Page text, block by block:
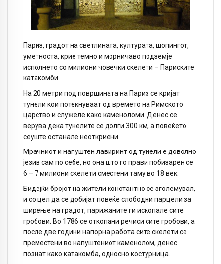
Париз, градот на светлината, културата, шопингот,
уметноста, крие темно и морничаво подземје
исполнето со милиони човечки скелети – Париските
катакомби.
На 20 метри под површината на Париз се кријат
тунели кои потекнуваат од времето на Римското
царство и служеле како каменоломи. Денес се
верува дека тунелите се долги 300 км, а повеќето
сеуште останале неоткриени.
Мрачниот и напуштен лавиринт од тунели е доволно
језив сам по себе, но она што го прави побизарен се
6 – 7 милиони скелети сместени таму во 18 век.
Бидејќи бројот на жители константно се зголемувал,
и со цел да се добијат повеќе слободни парцели за
ширење на градот, парижаните ги ископале сите
гробови. Во 1786 се откопани речиси сите гробови, а
после две години напорна работа сите скелети се
преместени во напуштениот каменолом, денес
познат како катакомба, односно костурница.